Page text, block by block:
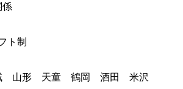
係
ト制
山形 天童 鶴岡 酒田 米沢